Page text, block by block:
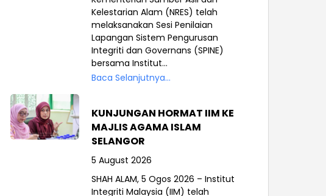
Kelestarian Alam (NRES) telah
melaksanakan Sesi Penilaian
Lapangan Sistem Pengurusan
Integriti dan Governans (SPINE)
bersama Institut...
Baca Selanjutnya...
KUNJUNGAN HORMAT IIM KE
MAJLIS AGAMA ISLAM
SELANGOR
5 August 2026
SHAH ALAM, 5 Ogos 2026 – Institut
Integriti Malaysia (IIM) telah